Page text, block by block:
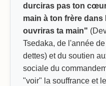
durciras pas ton
main à ton frère
ouvriras ta main"
Tsedaka, de l'année
dettes) et du soutien
sociale du
"voir" la souffrance et